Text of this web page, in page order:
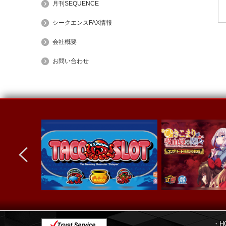
月刊SEQUENCE
シークエンスFAX情報
会社概要
お問い合わせ
next
・